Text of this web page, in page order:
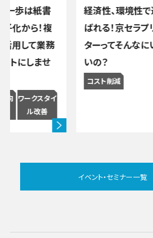
は紙書
から！複
して業務
にしませ
ワークスタイ
ル改善
経済性、環境性で選
ばれる！京セラプリン
ターってそんなにい
いの？
コスト削減
イベント・セミナー一覧